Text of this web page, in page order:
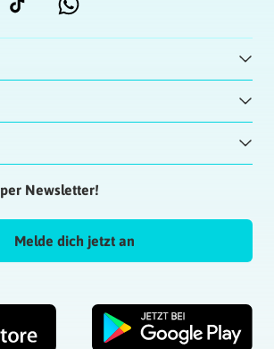
per Newsletter!
Melde dich jetzt an